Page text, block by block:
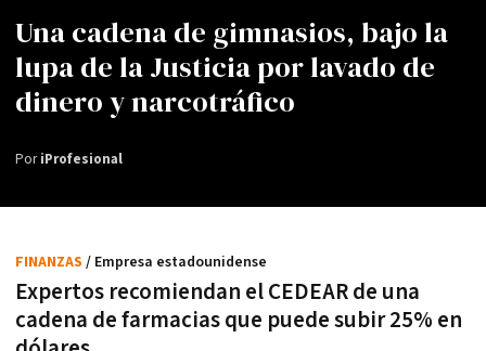
Una cadena de gimnasios, bajo la
lupa de la Justicia por lavado de
dinero y narcotráfico
PoriProfesional
Expertos recomiendan el CEDEAR de una
cadena de farmacias que puede subir 25% en
FINANZAS / Empresa estadounidense